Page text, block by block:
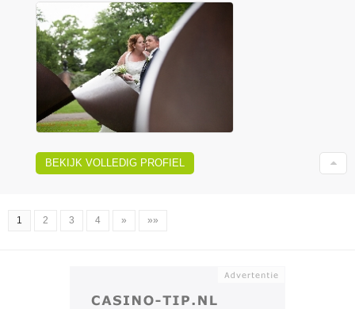
BEKIJK VOLLEDIG PROFIEL
1 2 3 4 » »»